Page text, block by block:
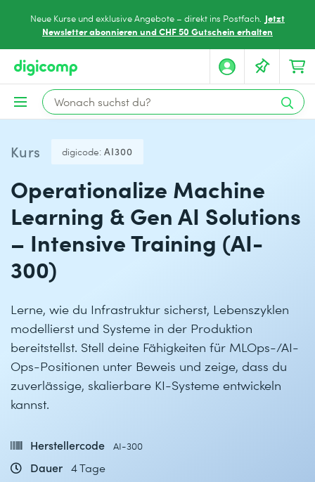
Neue Kurse und exklusive Angebote – direkt ins Postfach. Jetzt
Newsletter abonnieren und CHF 50 Gutschein erhalten
Kurs digicode: AI300
Operationalize Machine
Learning & Gen AI Solutions
– Intensive Training (AI-
300)
Lerne, wie du Infrastruktur sicherst, Lebenszyklen
modellierst und Systeme in der Produktion
bereitstellst. Stell deine Fähigkeiten für MLOps-/AI-
Ops-Positionen unter Beweis und zeige, dass du
zuverlässige, skalierbare KI-Systeme entwickeln
kannst.
Herstellercode AI-300
Dauer 4 Tage